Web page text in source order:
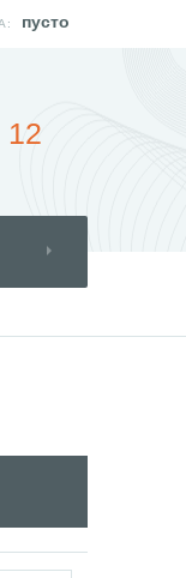
12
пусто